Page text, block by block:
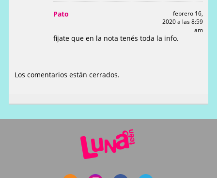
Pato
febrero 16,
2020 a las 8:59
am
fijate que en la nota tenés toda la info.
Los comentarios están cerrados.